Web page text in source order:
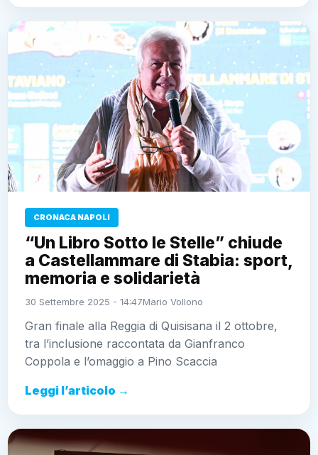
CRONACA NAPOLI
“Un Libro Sotto le Stelle” chiude
a Castellammare di Stabia: sport,
memoria e solidarietà
30 Settembre 2025 - 14:47Mario Vollono
Gran finale alla Reggia di Quisisana il 2 ottobre,
tra l’inclusione raccontata da Gianfranco
Coppola e l’omaggio a Pino Scaccia
Leggi l’articolo →